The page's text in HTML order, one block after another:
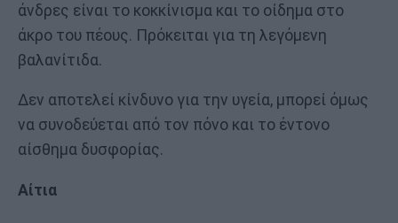
άνδρες είναι το κοκκίνισμα και το οίδημα στο
άκρο του πέους. Πρόκειται για τη λεγόμενη
βαλανίτιδα.
Δεν αποτελεί κίνδυνο για την υγεία, μπορεί όμως
να συνοδεύεται από τον πόνο και το έντονο
αίσθημα δυσφορίας.
Αίτια